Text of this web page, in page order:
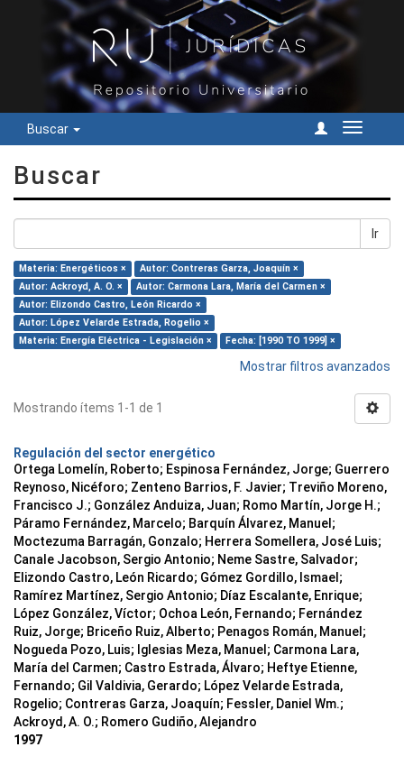
Buscar
Cambiar
Buscar
Ir
Materia: Energéticos ×
Autor: Contreras Garza, Joaquín ×
Autor: Ackroyd, A. O. ×
Autor: Carmona Lara, María del Carmen ×
Autor: Elizondo Castro, León Ricardo ×
Autor: López Velarde Estrada, Rogelio ×
Materia: Energía Eléctrica - Legislación ×
Fecha: [1990 TO 1999] ×
Mostrar filtros avanzados
Mostrando ítems 1-1 de 1
Regulación del sector energético
Ortega Lomelín, Roberto; Espinosa Fernández, Jorge; Guerrero
Reynoso, Nicéforo; Zenteno Barrios, F. Javier; Treviño Moreno,
Francisco J.; González Anduiza, Juan; Romo Martín, Jorge H.;
Páramo Fernández, Marcelo; Barquín Álvarez, Manuel;
Moctezuma Barragán, Gonzalo; Herrera Somellera, José Luis;
Canale Jacobson, Sergio Antonio; Neme Sastre, Salvador;
Elizondo Castro, León Ricardo; Gómez Gordillo, Ismael;
Ramírez Martínez, Sergio Antonio; Díaz Escalante, Enrique;
López González, Víctor; Ochoa León, Fernando; Fernández
Ruiz, Jorge; Briceño Ruiz, Alberto; Penagos Román, Manuel;
Nogueda Pozo, Luis; Iglesias Meza, Manuel; Carmona Lara,
María del Carmen; Castro Estrada, Álvaro; Heftye Etienne,
Fernando; Gil Valdivia, Gerardo; López Velarde Estrada,
Rogelio; Contreras Garza, Joaquín; Fessler, Daniel Wm.;
Ackroyd, A. O.; Romero Gudiño, Alejandro
1997